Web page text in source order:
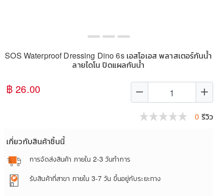
SOS Waterproof Dressing Dino 6s เอสโอเอส พลาสเตอร์กันน้ำ
ลายไดโน ปิดแผลกันน้ำ
฿ 26.00 remove add
0 รีวิว
เกี่ยวกับสินค้าชิ้นนี้
การจัดส่งสินค้า ภายใน 2-3 วันทำการ
รับสินค้าที่สาขา ภายใน 3-7 วัน ขึ้นอยู่กับระยะทาง